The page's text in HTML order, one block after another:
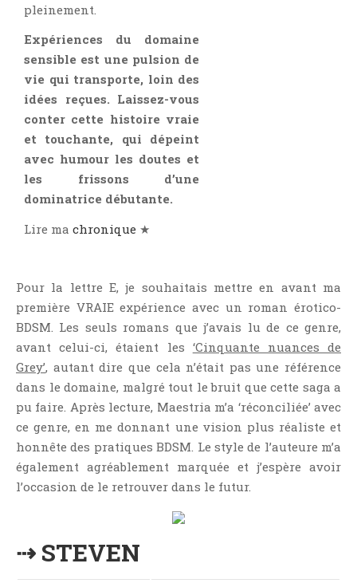
pleinement.
Expériences du domaine
sensible est une pulsion de
vie qui transporte, loin des
idées reçues. Laissez-vous
conter cette histoire vraie
et touchante, qui dépeint
avec humour les doutes et
les frissons d’une
dominatrice débutante.
Lire ma chronique ★
Pour la lettre E, je souhaitais mettre en avant ma
première VRAIE expérience avec un roman érotico-
BDSM. Les seuls romans que j’avais lu de ce genre,
avant celui-ci, étaient les ‘Cinquante nuances de
Grey’, autant dire que cela n’était pas une référence
dans le domaine, malgré tout le bruit que cette saga a
pu faire. Après lecture, Maestria m’a ‘réconciliée’ avec
ce genre, en me donnant une vision plus réaliste et
honnête des pratiques BDSM. Le style de l’auteure m’a
également agréablement marquée et j’espère avoir
l’occasion de le retrouver dans le futur.
⇢ STEVEN